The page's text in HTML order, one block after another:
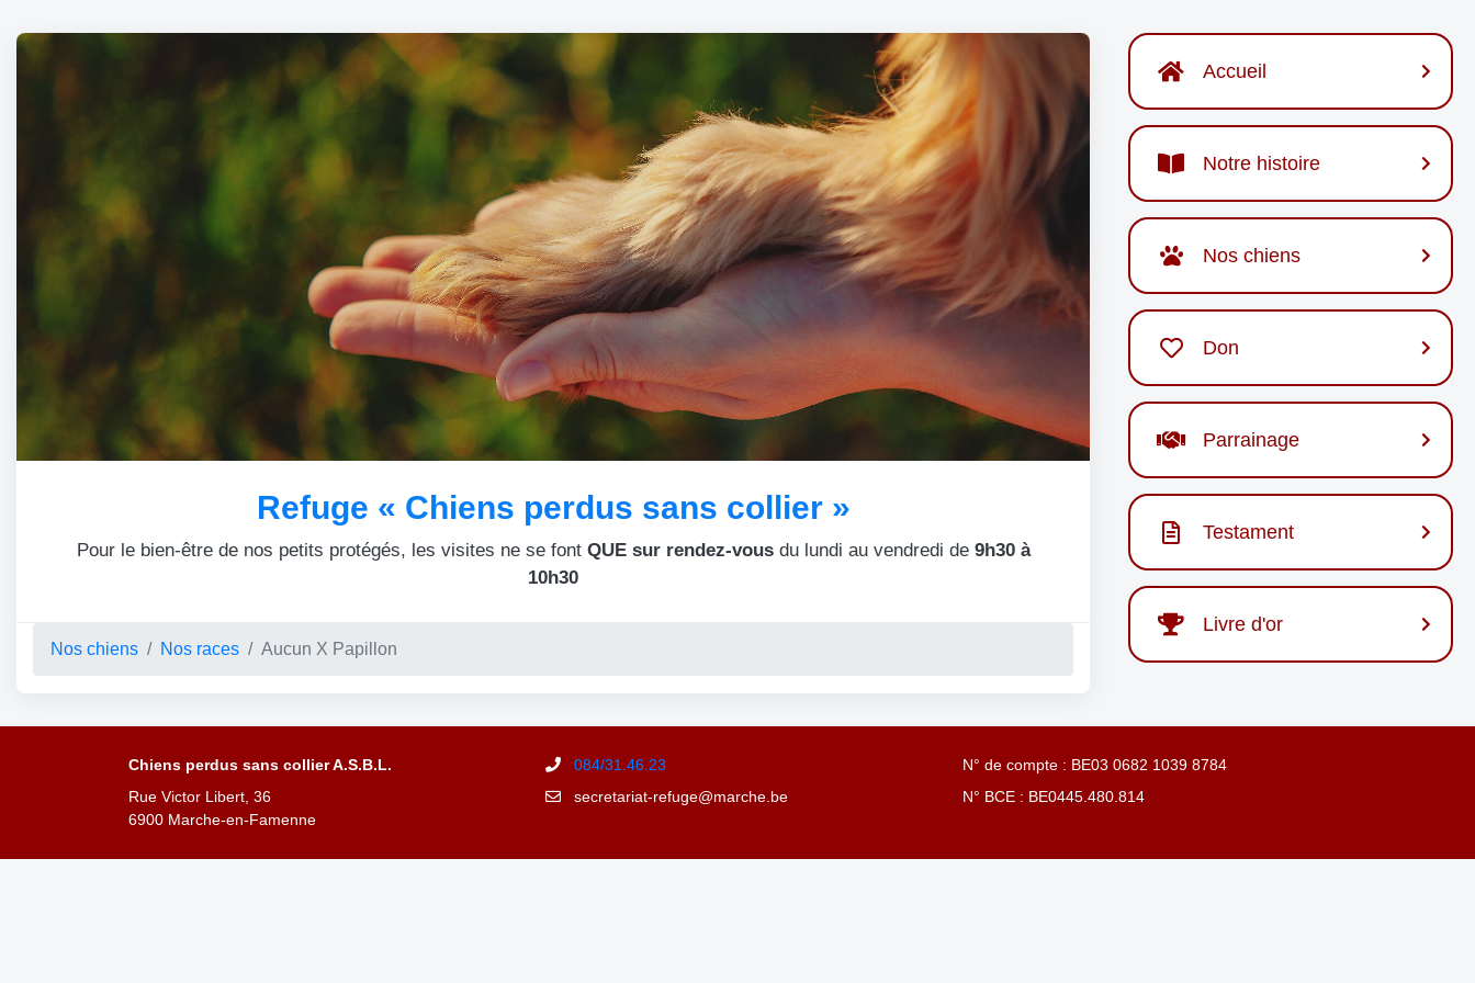
Refuge « Chiens perdus sans collier »
Pour le bien-être de nos petits protégés, les visites ne se font QUE sur rendez-vousdu lundi au vendredi de 9h30 à
10h30
Nos chiens Nos races Aucun X Papillon
Accueil
Notre histoire
Nos chiens
Don
Parrainage
Testament
Livre d'or
Chiens perdus sans collier A.S.B.L.
Rue Victor Libert, 36
6900 Marche-en-Famenne
084/31.46.23
secretariat-refuge@marche.be
N° de compte : BE03 0682 1039 8784
N° BCE : BE0445.480.814